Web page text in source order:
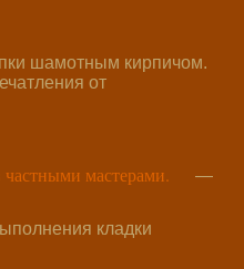
шамотным кирпичом.
от
—